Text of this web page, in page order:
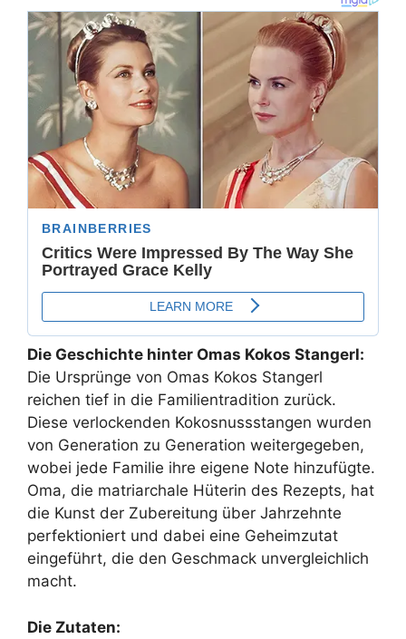
Die Geschichte hinter Omas Kokos Stangerl:
Die Ursprünge von Omas Kokos Stangerl
reichen tief in die Familientradition zurück.
Diese verlockenden Kokosnussstangen wurden
von Generation zu Generation weitergegeben,
wobei jede Familie ihre eigene Note hinzufügte.
Oma, die matriarchale Hüterin des Rezepts, hat
die Kunst der Zubereitung über Jahrzehnte
perfektioniert und dabei eine Geheimzutat
eingeführt, die den Geschmack unvergleichlich
macht.
Die Zutaten: